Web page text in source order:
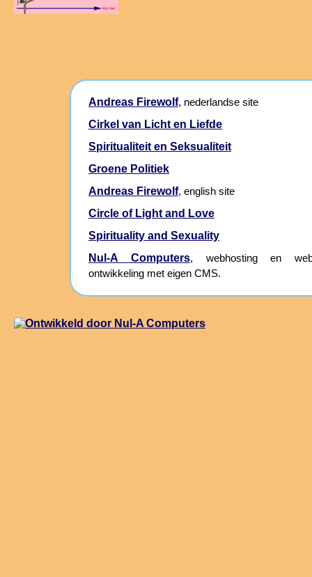
Andreas Firewolf, nederlandse site
Cirkel van Licht en Liefde
Spiritualiteit en Seksualiteit
Groene Politiek
Andreas Firewolf, english site
Circle of Light and Love
Spirituality and Sexuality
Nul-A Computers, webhosting en
ontwikkeling met eigen CMS.